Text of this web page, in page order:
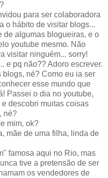
para ser colaboradora
o hábito de visitar blogs...
de algumas blogueiras, e o
youtube mesmo. Não
visitar ninguém... sorry!
e pq não?? Adoro escrever.
né? Como eu ia ser
esse mundo que
Passei o dia no youtube,
descobri muitas coisas
né?
mim, ok?
mãe de uma filha, linda de
famosa aqui no Rio, mas
tive a pretensão de ser
os vendedores de